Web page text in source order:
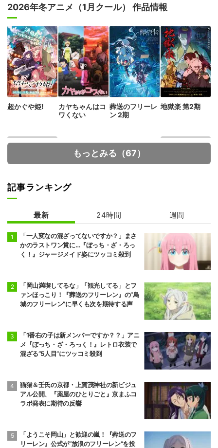
2026年冬アニメ（1月クール） 作品情報
超かぐや姫!
カヤちゃんはコ
ワくない
葬送のフリーレ
ン 2期
地獄楽 第2期
死亡遊戯で飯を
食う。
魔術師クノンは
見えている
もっとみる（67）
記事ランキング
最新 24時間 週間
「一人変なの混ざってないですか？」まさ
かのラストワン賞に…『ぼっち・ざ・ろっ
く！』ジャージメイド姿にツッコミ殺到
「岡山満喫してるな」「観光してる」とフ
ァンほっこり！『葬送のフリーレン』の“烏
城のフリーレン”に早くも次を期待する声
「1番右の子は新メンバーですか？？」アニ
メ『ぼっち・ざ・ろっく！』レトロ衣装で
混ざる“5人目”にツッコミ殺到
猫猫＆壬氏の京都・上賀茂神社の新ビジュ
アル公開、『薬屋のひとりごと』京まふコ
ラボ発表に期待の反響
「ようこそ岡山」と歓迎の嵐！『葬送のフ
リーレン』公式が“放浪のフリーレン”を投